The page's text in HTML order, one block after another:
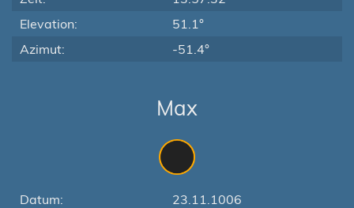
Elevation:
51.1°
Azimut:
-51.4°
Max
Datum:
23.11.1006